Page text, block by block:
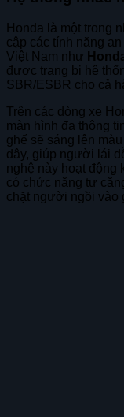
Honda là một trong
cập các tính năng
Việt Nam như
được trang bị hệ
SBR/ESBR cho cả
Trên các dòng xe
màn hình đa thông
ghế sẽ sáng lên
dây, giúp người lái
nghệ này hoạt động
có chức năng tự
chặt người ngồi vào